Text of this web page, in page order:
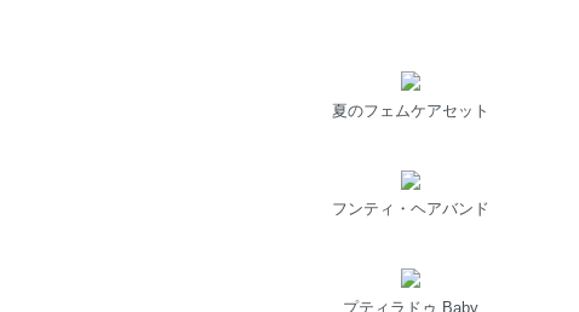
夏のフェムケアセット
フンティ・ヘアバンド
プティラドゥ Baby